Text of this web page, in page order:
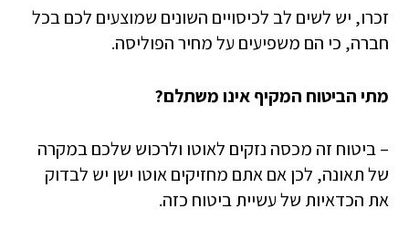
זכרו, יש לשים לב לכיסויים השונים שמוצעים לכם בכל
חברה, כי הם משפיעים על מחיר הפוליסה.
מתי הביטוח המקיף אינו משתלם?
– ביטוח זה מכסה נזקים לאוטו ולרכוש שלכם במקרה
של תאונה, לכן אם אתם מחזיקים אוטו ישן יש לבדוק
את הכדאיות של עשיית ביטוח כזה.